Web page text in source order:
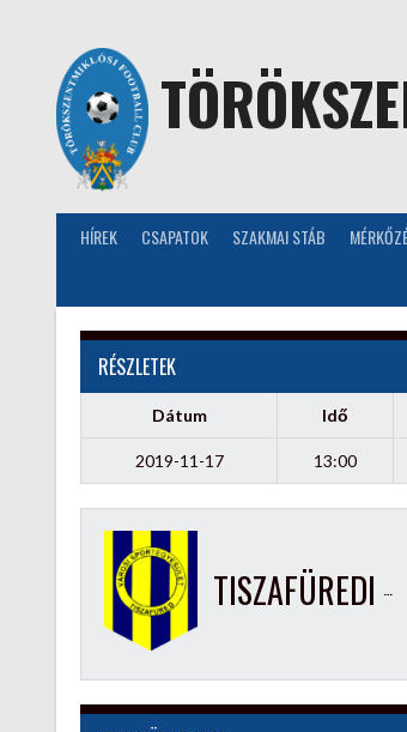
HÍREK CSAPATOK SZAKMAI STÁB
RÉSZLETEK
Dátum Idő
2019-11-17 13:00
TISZAFÜREDI VSE